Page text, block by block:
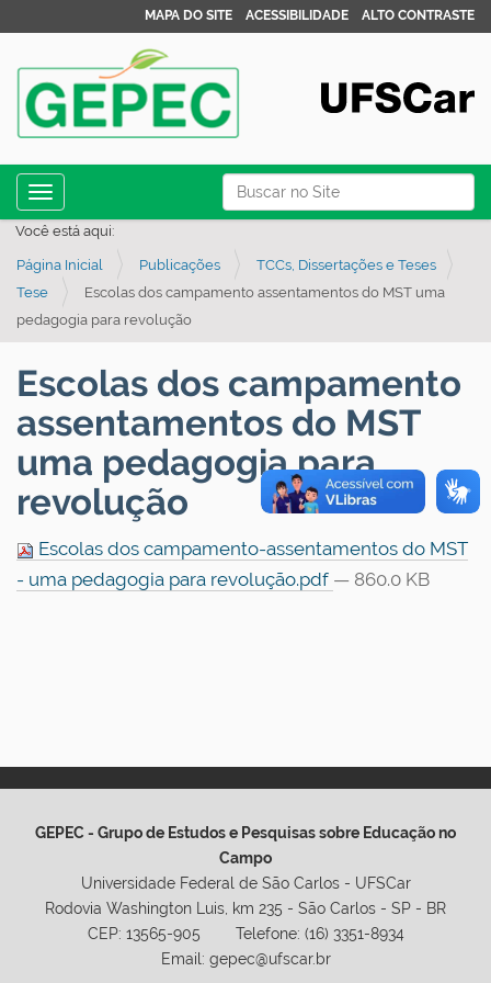
Busca
Busca Avançada…
MAPA DO SITE ACESSIBILIDADE ALTO CONTRASTE
Toggle navigation
Você está aqui:
Página Inicial Publicações
TCCs, Dissertações e Teses
Tese
Escolas dos campamento assentamentos do MST uma
pedagogia para revolução
Escolas dos campamento
assentamentos do MST
uma pedagogia para
revolução
Escolas dos campamento-assentamentos do MST
- uma pedagogia para revolução.pdf — 860.0 KB
GEPEC - Grupo de Estudos e Pesquisas sobre Educação no
Campo
Universidade Federal de São Carlos - UFSCar
Rodovia Washington Luis, km 235 - São Carlos - SP - BR
CEP: 13565-905 Telefone: (16) 3351-8934
Email: gepec@ufscar.br